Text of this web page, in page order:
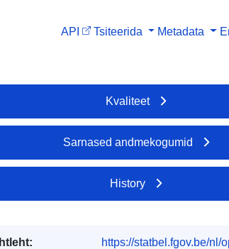
API Tsiteerida Metadata
Kvaliteet
Sarnased andmekogumid
History
https://statbel.fgov.be/nl/